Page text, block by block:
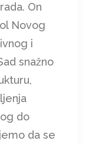
On
Novog
i
snažno
do
da se